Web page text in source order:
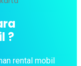
?
rental mobil